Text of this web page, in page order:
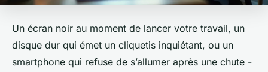
Un écran noir au moment de lancer votre travail, un
disque dur qui émet un cliquetis inquiétant, ou un
smartphone qui refuse de s’allumer après une chute -